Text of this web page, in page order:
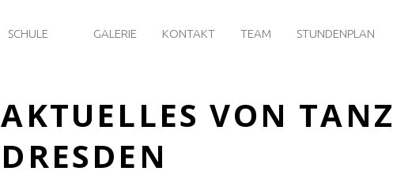
SCHULE GALERIE KONTAKT TEAM STUNDENPLAN
AKTUELLES VON
DRESDEN